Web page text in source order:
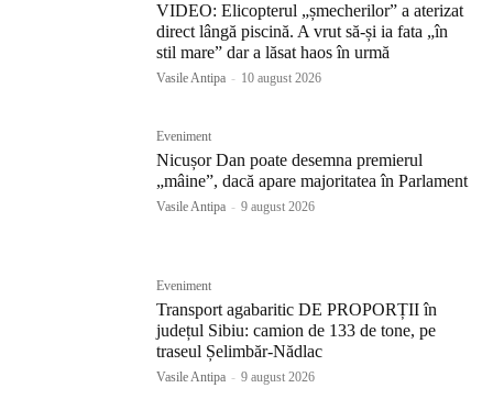
VIDEO: Elicopterul „șmecherilor” a aterizat
direct lângă piscină. A vrut să-și ia fata „în
stil mare” dar a lăsat haos în urmă
Vasile Antipa - 10 august 2026
Eveniment
Nicușor Dan poate desemna premierul
„mâine”, dacă apare majoritatea în Parlament
Vasile Antipa - 9 august 2026
Eveniment
Transport agabaritic DE PROPORȚII în
județul Sibiu: camion de 133 de tone, pe
traseul Șelimbăr-Nădlac
Vasile Antipa - 9 august 2026